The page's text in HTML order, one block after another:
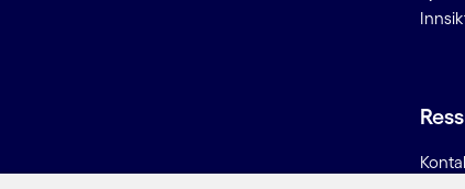
Dataplattform